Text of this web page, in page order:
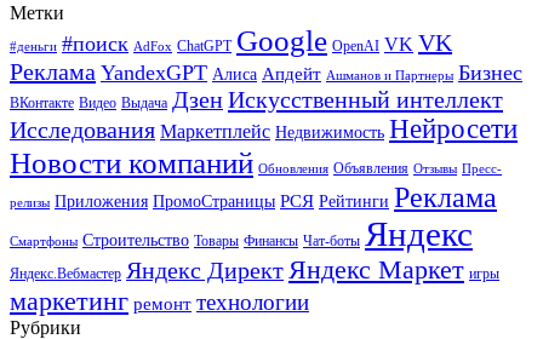
Метки
#деньги #поиск AdFox ChatGPT Google OpenAI VK VK
Реклама YandexGPT Алиса Апдейт Ашманов и Партнеры Бизнес
ВКонтакте Видео Выдача ДзенИскусственный интеллект
Исследования Маркетплейс Недвижимость Нейросети
Новости компаний Обновления Объявления Отзывы Пресс-
релизы Приложения ПромоСтраницы РСЯ Рейтинги Реклама
Смартфоны Строительство Товары Финансы Чат-боты Яндекс
Яндекс.Вебмастер Яндекс Директ Яндекс Маркет игры
маркетинг ремонт технологии
Рубрики